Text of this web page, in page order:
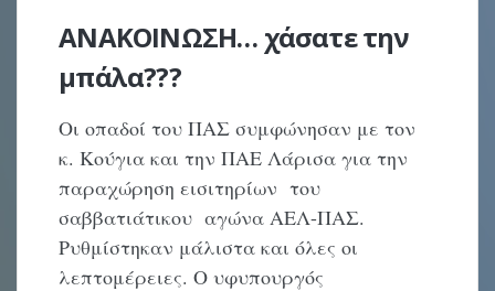
ΑΝΑΚΟΙΝΩΣΗ… χάσατε την
μπάλα???
Οι οπαδοί του ΠΑΣ συμφώνησαν με τον
κ. Κούγια και την ΠΑΕ Λάρισα για την
παραχώρηση εισιτηρίων του
σαββατιάτικου αγώνα ΑΕΛ-ΠΑΣ.
Ρυθμίστηκαν μάλιστα και όλες οι
λεπτομέρειες. Ο υφυπουργός